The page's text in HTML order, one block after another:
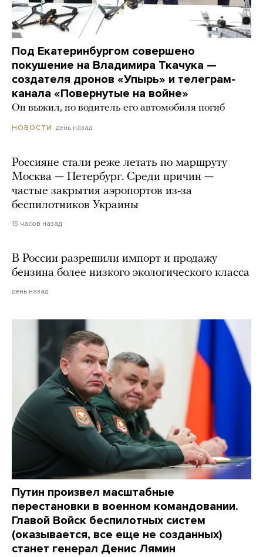
Под Екатеринбургом совершено
покушение на Владимира Ткачука —
создателя дронов «Упырь» и телеграм-
канала «Повернутые на войне»
Он выжил, но водитель его автомобиля погиб
НОВОСТИ день назад
Россияне стали реже летать по маршруту
Москва — Петербург. Среди причин —
частые закрытия аэропортов из-за
беспилотников Украины
15 часов назад
В России разрешили импорт и продажу
бензина более низкого экологического класса
день назад
Путин произвел масштабные
перестановки в военном командовании.
Главой Войск беспилотных систем
(оказывается, все еще не созданных)
станет генерал Денис Лямин